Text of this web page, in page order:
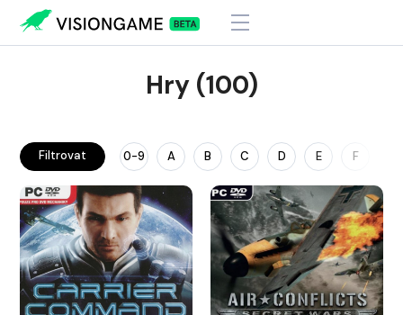
Hry (100)
Filtrovat 0-9 A B C D E F